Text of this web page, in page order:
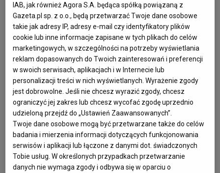
zdarzenia. Lokalny park, miejski lasek, czy
nawet dzika łąka za osiedlem będzie
świetnym miejscem, gdyż tak naprawdę nie
to ma największe znaczenie. Piknik to dobry
pretekst, by naprawdę pobyć razem, z
pełnym zaangażowaniem i spędzić
fantastyczny czas razem, który zapadnie w
pamięci na długo.
Wielu utożsamia piknik z weekendową ucieczką z miasta.
Tymczasem to nie odległość od cywilizacji decyduje o
jakości czasu spędzonego z dzieckiem, a atmosfera, jaką
IAB, jak również Agora S.A. będąca spółką powiązaną z
Gazeta.pl sp. z o.o., będą przetwarzać Twoje dane osobowe
takie jak adresy IP, adresy e-mail czy identyfikatory plików
cookie lub inne informacje zapisane w tych plikach do celów
marketingowych, w szczególności na potrzeby wyświetlania
reklam dopasowanych do Twoich zainteresowań i preferencji
w swoich serwisach, aplikacjach i w Internecie lub
personalizacji treści w nich wyświetlanych. Wyrażenie zgody
jest dobrowolne. Jeśli nie chcesz wyrazić zgody, chcesz
ograniczyć jej zakres lub chcesz wycofać zgodę uprzednio
udzieloną przejdź do „Ustawień Zaawansowanych”.
Twoje dane osobowe mogą być przetwarzane także do celów
badania i mierzenia informacji dotyczących funkcjonowania
serwisów i aplikacji lub łączone z danymi dot. świadczonych
Tobie usług. W określonych przypadkach przetwarzanie
danych nie wymaga zgody i odbywa się w oparciu o